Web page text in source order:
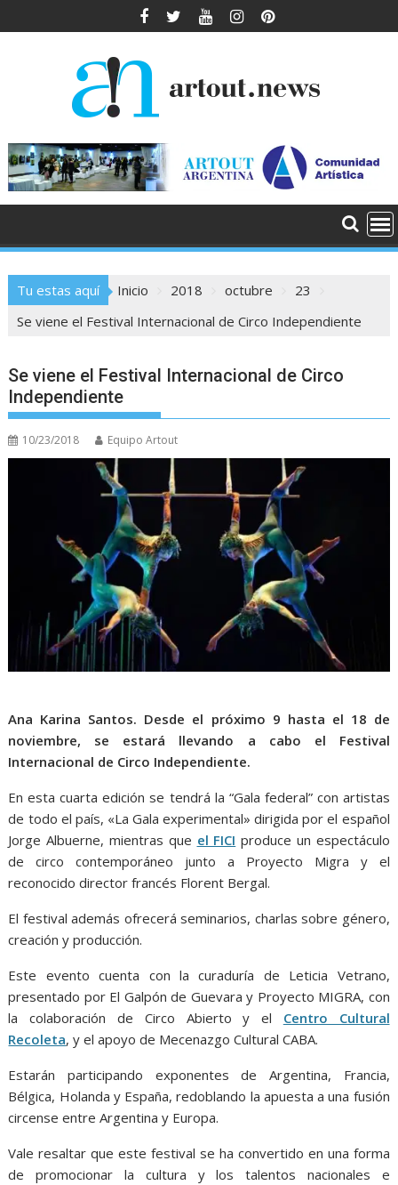
al
Tu estas aquí Inicio 2018 octubre
23
Se viene el Festival Internacional de Circo Independiente
Se viene el Festival Internacional de Circo
Independiente
10/23/2018 Equipo Artout
Ana Karina Santos. Desde el próximo 9 hasta el 18 de
noviembre, se estará llevando a cabo el Festival
Internacional de Circo Independiente.
En esta cuarta edición se tendrá la “Gala federal” con artistas
de todo el país, «La Gala experimental» dirigida por el español
Jorge Albuerne, mientras que el FICI produce un espectáculo
de circo contemporáneo junto a Proyecto Migra y el
reconocido director francés Florent Bergal.
El festival además ofrecerá seminarios, charlas sobre género,
creación y producción.
Este evento cuenta con la curaduría de Leticia Vetrano,
presentado por El Galpón de Guevara y Proyecto MIGRA, con
la colaboración de Circo Abierto y el Centro Cultural
Recoleta, y el apoyo de Mecenazgo Cultural CABA.
Estarán participando exponentes de Argentina, Francia,
Bélgica, Holanda y España, redoblando la apuesta a una fusión
circense entre Argentina y Europa.
Vale resaltar que este festival se ha convertido en una forma
de promocionar la cultura y los talentos nacionales e